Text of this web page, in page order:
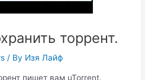
торрент.
/ By Изя Лайф
пишет вам uTorrent.